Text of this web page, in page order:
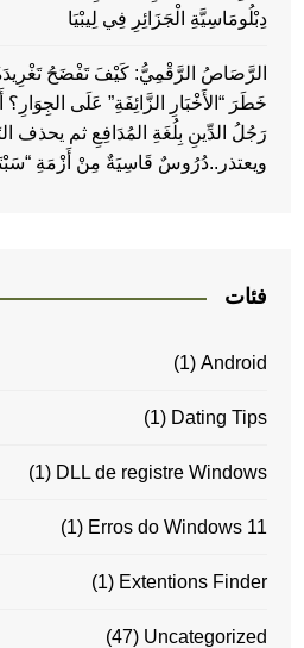
دِبْلُومَاسِيَّةِ الْجَزَائِرِ فِي لِيبْيَا
الرَّصَاصُ الرَّقْمِيُّ: كَيْفَ تَفْضَحُ
خَطَرَ “الأَخْبَارِ الزَّائِفَةِ” عَلَى
رَجُلُ الدِّينِ بِلُغَةِ المُدَافِعِ ثم يحذف
ويعتذر..دُرُوسٌ قَاسِيَةٌ مِنْ أَزْمَةِ
فئات
Android
(1)
Dating Tips
(1)
DLL de registre Windows
(1)
Erros do Windows 11
(1)
Extentions Finder
(1)
Uncategorized
(47)